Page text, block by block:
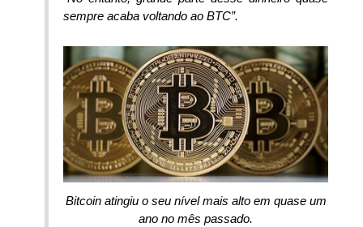
sempre acaba voltando ao BTC”.
Bitcoin atingiu o seu nível mais alto em quase um
ano no mês passado.